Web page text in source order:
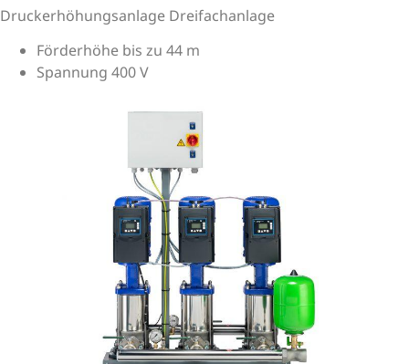
Druckerhöhungsanlage Dreifachanlage
Förderhöhe bis zu 44 m
Spannung 400 V